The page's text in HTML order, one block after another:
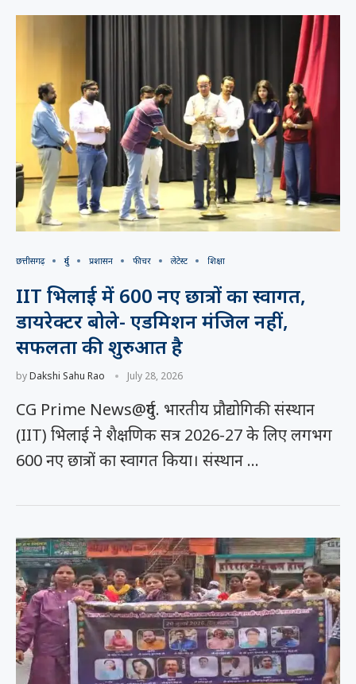
छत्तीसगढ़ दुर्ग प्रशासन फीचर लेटेस्ट शिक्षा
IIT भिलाई में 600 नए छात्रों का स्वागत,
डायरेक्टर बोले- एडमिशन मंजिल नहीं,
सफलता की शुरुआत है
byDakshi Sahu Rao July 28, 2026
CG Prime News@दुर्ग. भारतीय प्रौद्योगिकी संस्थान
(IIT) भिलाई ने शैक्षणिक सत्र 2026-27 के लिए लगभग
600 नए छात्रों का स्वागत किया। संस्थान …